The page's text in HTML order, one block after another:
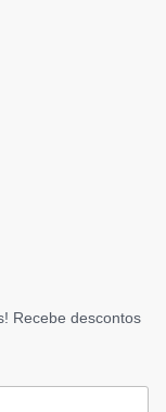
Recebe descontos